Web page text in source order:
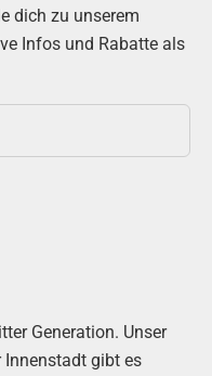
dich zu unserem
Infos und Rabatte als
Generation. Unser
Innenstadt gibt es